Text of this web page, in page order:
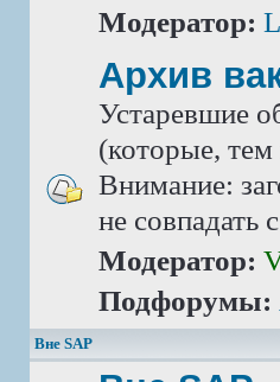
Модератор:
Архив
Устаревшие
(которые,
Внимание:
не совпадать
Модератор:
Подфорумы:
Вне SAP